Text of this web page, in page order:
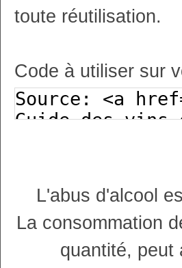
toute réutilisation.
Code à utiliser sur
L'abus d'alcool
La consommation
quantité, peut